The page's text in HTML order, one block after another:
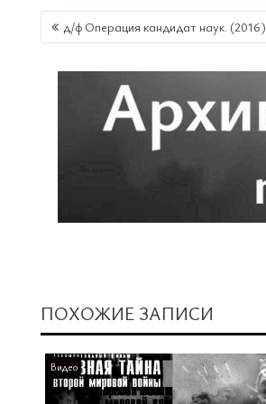
НАВИГАЦИЯ
ПО
д/ф Операция кандидат наук. (2016)
ПОХОЖИЕ ЗАПИСИ
Видео